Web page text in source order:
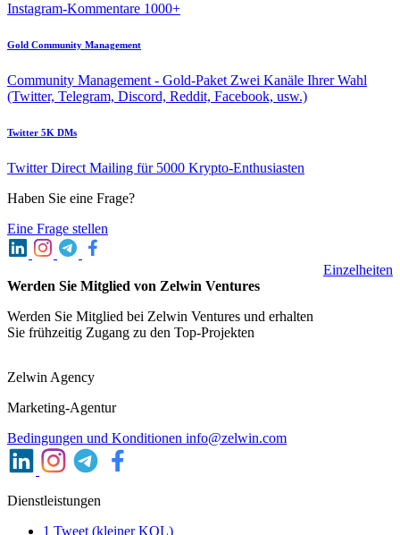
Instagram-Kommentare 1000+
Gold Community Management
Community Management - Gold-Paket Zwei Kanäle Ihrer Wahl
(Twitter, Telegram, Discord, Reddit, Facebook, usw.)
Twitter 5K DMs
Twitter Direct Mailing für 5000 Krypto-Enthusiasten
Haben Sie eine Frage?
Eine Frage stellen
Werden Sie Mitglied von Zelwin Ventures
Werden Sie Mitglied bei Zelwin Ventures und erhalten
Sie frühzeitig Zugang zu den Top-Projekten
Einzelheiten
Zelwin Agency
Marketing-Agentur
Bedingungen und Konditionen info@zelwin.com
Dienstleistungen
1 Tweet (kleiner KOL)